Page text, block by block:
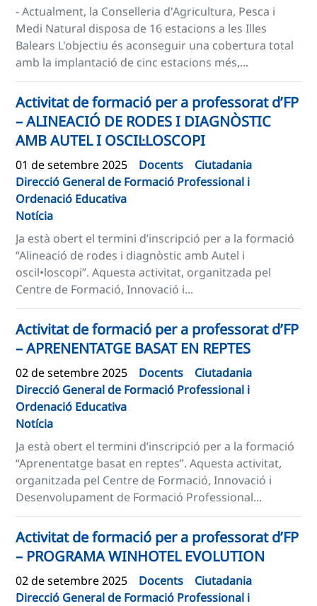
- Actualment, la Conselleria d'Agricultura, Pesca i
Medi Natural disposa de 16 estacions a les Illes
Balears L'objectiu és aconseguir una cobertura total
amb la implantació de cinc estacions més,...
Activitat de formació per a professorat d’FP
– ALINEACIÓ DE RODES I DIAGNÒSTIC
AMB AUTEL I OSCIL·LOSCOPI
01 de setembre 2025 Docents
Ciutadania
Direcció General de Formació Professional i
Ordenació Educativa
Notícia
Ja està obert el termini d’inscripció per a la formació
“Alineació de rodes i diagnòstic amb Autel i
oscil•loscopi”. Aquesta activitat, organitzada pel
Centre de Formació, Innovació i...
Activitat de formació per a professorat d’FP
– APRENENTATGE BASAT EN REPTES
02 de setembre 2025 Docents
Ciutadania
Direcció General de Formació Professional i
Ordenació Educativa
Notícia
Ja està obert el termini d’inscripció per a la formació
“Aprenentatge basat en reptes”. Aquesta activitat,
organitzada pel Centre de Formació, Innovació i
Desenvolupament de Formació Professional...
Activitat de formació per a professorat d’FP
– PROGRAMA WINHOTEL EVOLUTION
02 de setembre 2025 Docents
Ciutadania
Direcció General de Formació Professional i